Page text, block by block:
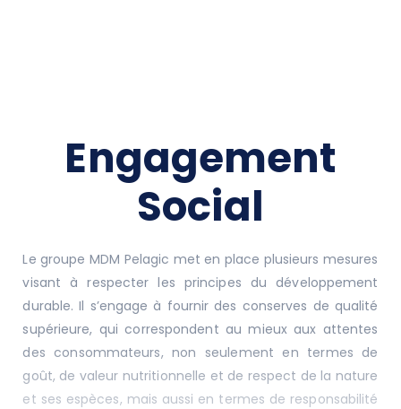
Engagement
Social
Le groupe MDM Pelagic met en place plusieurs mesures
visant à respecter les principes du développement
durable. Il s’engage à fournir des conserves de qualité
supérieure, qui correspondent au mieux aux attentes
des consommateurs, non seulement en termes de
goût, de valeur nutritionnelle et de respect de la nature
et ses espèces, mais aussi en termes de responsabilité